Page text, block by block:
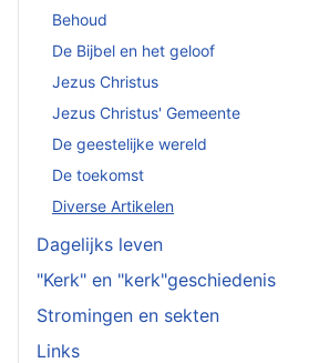
Behoud
De Bijbel en het geloof
Jezus Christus
Jezus Christus' Gemeente
De geestelijke wereld
De toekomst
Diverse Artikelen
Dagelijks leven
"Kerk" en "kerk"geschiedenis
Stromingen en sekten
Links